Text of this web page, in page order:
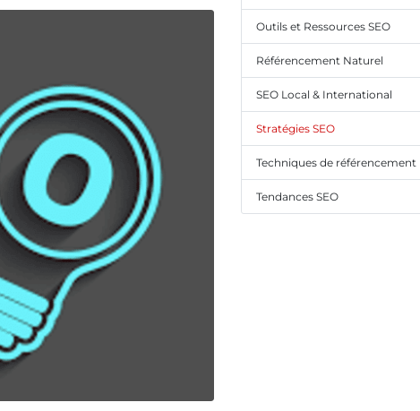
Outils et Ressources SEO
Référencement Naturel
SEO Local & International
Stratégies SEO
Techniques de référencement
Tendances SEO